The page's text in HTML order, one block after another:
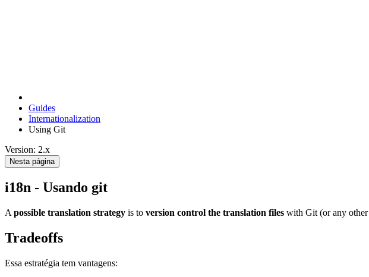
Guides
Internationalization
Using Git
Version: 2.x
Nesta página
i18n - Usando git
A possible translation strategy is to version control the translation files with Git (or any other
Tradeoffs
Essa estratégia tem vantagens: